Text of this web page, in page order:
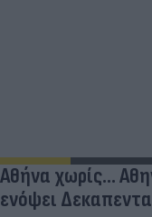
Αθήνα χωρίς…
ενόψει